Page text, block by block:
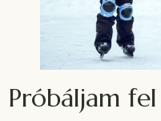
Próbáljam